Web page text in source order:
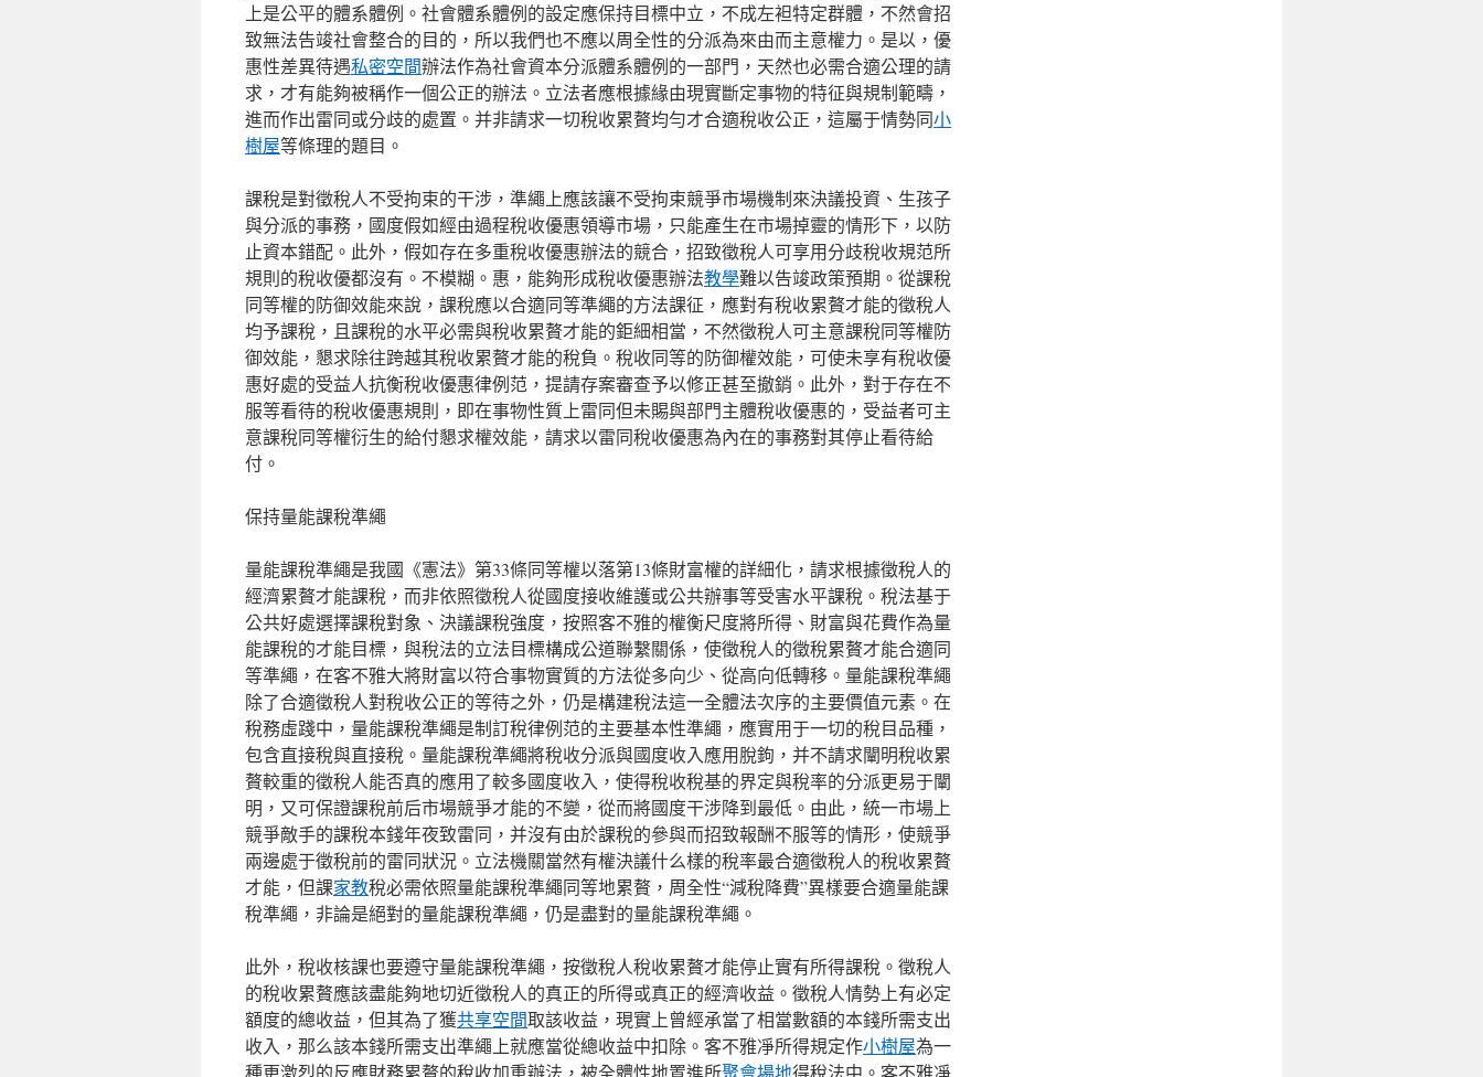
上是公平的體系體例。社會體系體例的設定應保持目標中立，不成左袒特定群體，不然會招
致無法告竣社會整合的目的，所以我們也不應以周全性的分派為來由而主意權力。是以，優
惠性差異待遇私密空間辦法作為社會資本分派體系體例的一部門，天然也必需合適公理的請
求，才有能夠被稱作一個公正的辦法。立法者應根據緣由現實斷定事物的特征與規制範疇，
進而作出雷同或分歧的處置。并非請求一切稅收累贅均勻才合適稅收公正，這屬于情勢同小
樹屋等條理的題目。
課稅是對徵稅人不受拘束的干涉，準繩上應該讓不受拘束競爭市場機制來決議投資、生孩子
與分派的事務，國度假如經由過程稅收優惠領導市場，只能產生在市場掉靈的情形下，以防
止資本錯配。此外，假如存在多重稅收優惠辦法的競合，招致徵稅人可享用分歧稅收規范所
規則的稅收優都沒有。不模糊。惠，能夠形成稅收優惠辦法教學難以告竣政策預期。從課稅
同等權的防御效能來說，課稅應以合適同等準繩的方法課征，應對有稅收累贅才能的徵稅人
均予課稅，且課稅的水平必需與稅收累贅才能的鉅細相當，不然徵稅人可主意課稅同等權防
御效能，懇求除往跨越其稅收累贅才能的稅負。稅收同等的防御權效能，可使未享有稅收優
惠好處的受益人抗衡稅收優惠律例范，提請存案審查予以修正甚至撤銷。此外，對于存在不
服等看待的稅收優惠規則，即在事物性質上雷同但未賜與部門主體稅收優惠的，受益者可主
意課稅同等權衍生的給付懇求權效能，請求以雷同稅收優惠為內在的事務對其停止看待給
付。
保持量能課稅準繩
量能課稅準繩是我國《憲法》第33條同等權以落第13條財富權的詳細化，請求根據徵稅人的
經濟累贅才能課稅，而非依照徵稅人從國度接收維護或公共辦事等受害水平課稅。稅法基于
公共好處選擇課稅對象、決議課稅強度，按照客不雅的權衡尺度將所得、財富與花費作為量
能課稅的才能目標，與稅法的立法目標構成公道聯繫關係，使徵稅人的徵稅累贅才能合適同
等準繩，在客不雅大將財富以符合事物實質的方法從多向少、從高向低轉移。量能課稅準繩
除了合適徵稅人對稅收公正的等待之外，仍是構建稅法這一全體法次序的主要價值元素。在
稅務虛踐中，量能課稅準繩是制訂稅律例范的主要基本性準繩，應實用于一切的稅目品種，
包含直接稅與直接稅。量能課稅準繩將稅收分派與國度收入應用脫鉤，并不請求闡明稅收累
贅較重的徵稅人能否真的應用了較多國度收入，使得稅收稅基的界定與稅率的分派更易于闡
明，又可保證課稅前后市場競爭才能的不變，從而將國度干涉降到最低。由此，統一市場上
競爭敵手的課稅本錢年夜致雷同，并沒有由於課稅的參與而招致報酬不服等的情形，使競爭
兩邊處于徵稅前的雷同狀況。立法機關當然有權決議什么樣的稅率最合適徵稅人的稅收累贅
才能，但課家教稅必需依照量能課稅準繩同等地累贅，周全性“減稅降費”異樣要合適量能課
稅準繩，非論是絕對的量能課稅準繩，仍是盡對的量能課稅準繩。
此外，稅收核課也要遵守量能課稅準繩，按徵稅人稅收累贅才能停止實有所得課稅。徵稅人
的稅收累贅應該盡能夠地切近徵稅人的真正的所得或真正的經濟收益。徵稅人情勢上有必定
額度的總收益，但其為了獲共享空間取該收益，現實上曾經承當了相當數額的本錢所需支出
收入，那么該本錢所需支出準繩上就應當從總收益中扣除。客不雅凈所得規定作小樹屋為一
種更激烈的反應財務累贅的稅收加重辦法，被全體性地置進所聚會場地得稅法中。客不雅凈